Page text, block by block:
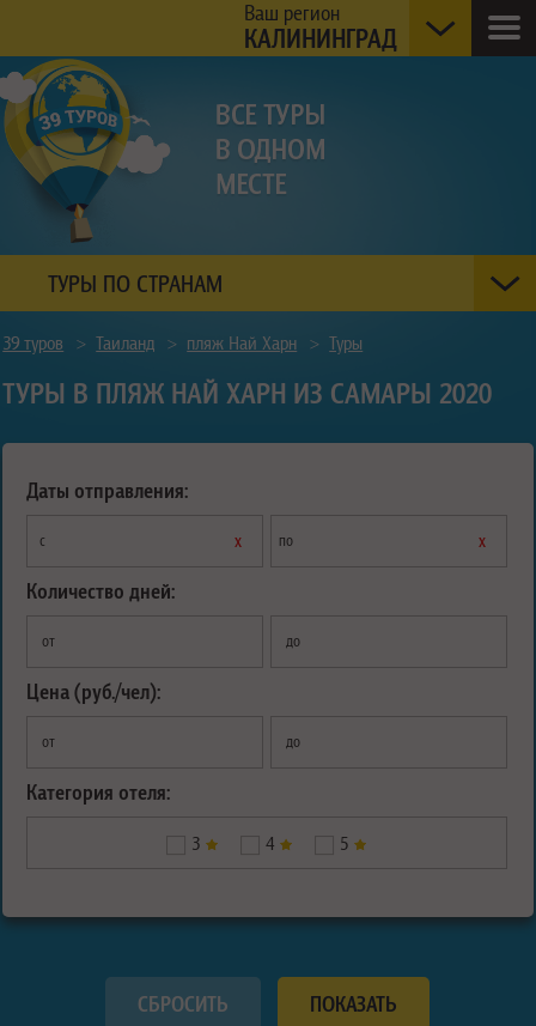
Ваш регион
КАЛИНИНГРАД
ТУРЫ ПО СТРАНАМ
39 туров > Таиланд > пляж Най Харн > Туры
ТУРЫ В ПЛЯЖ НАЙ ХАРН ИЗ САМАРЫ 2020
Даты отправления:
с х по х
Количество дней:
от до
Цена (руб./чел):
от до
Категория отеля:
3 4 5